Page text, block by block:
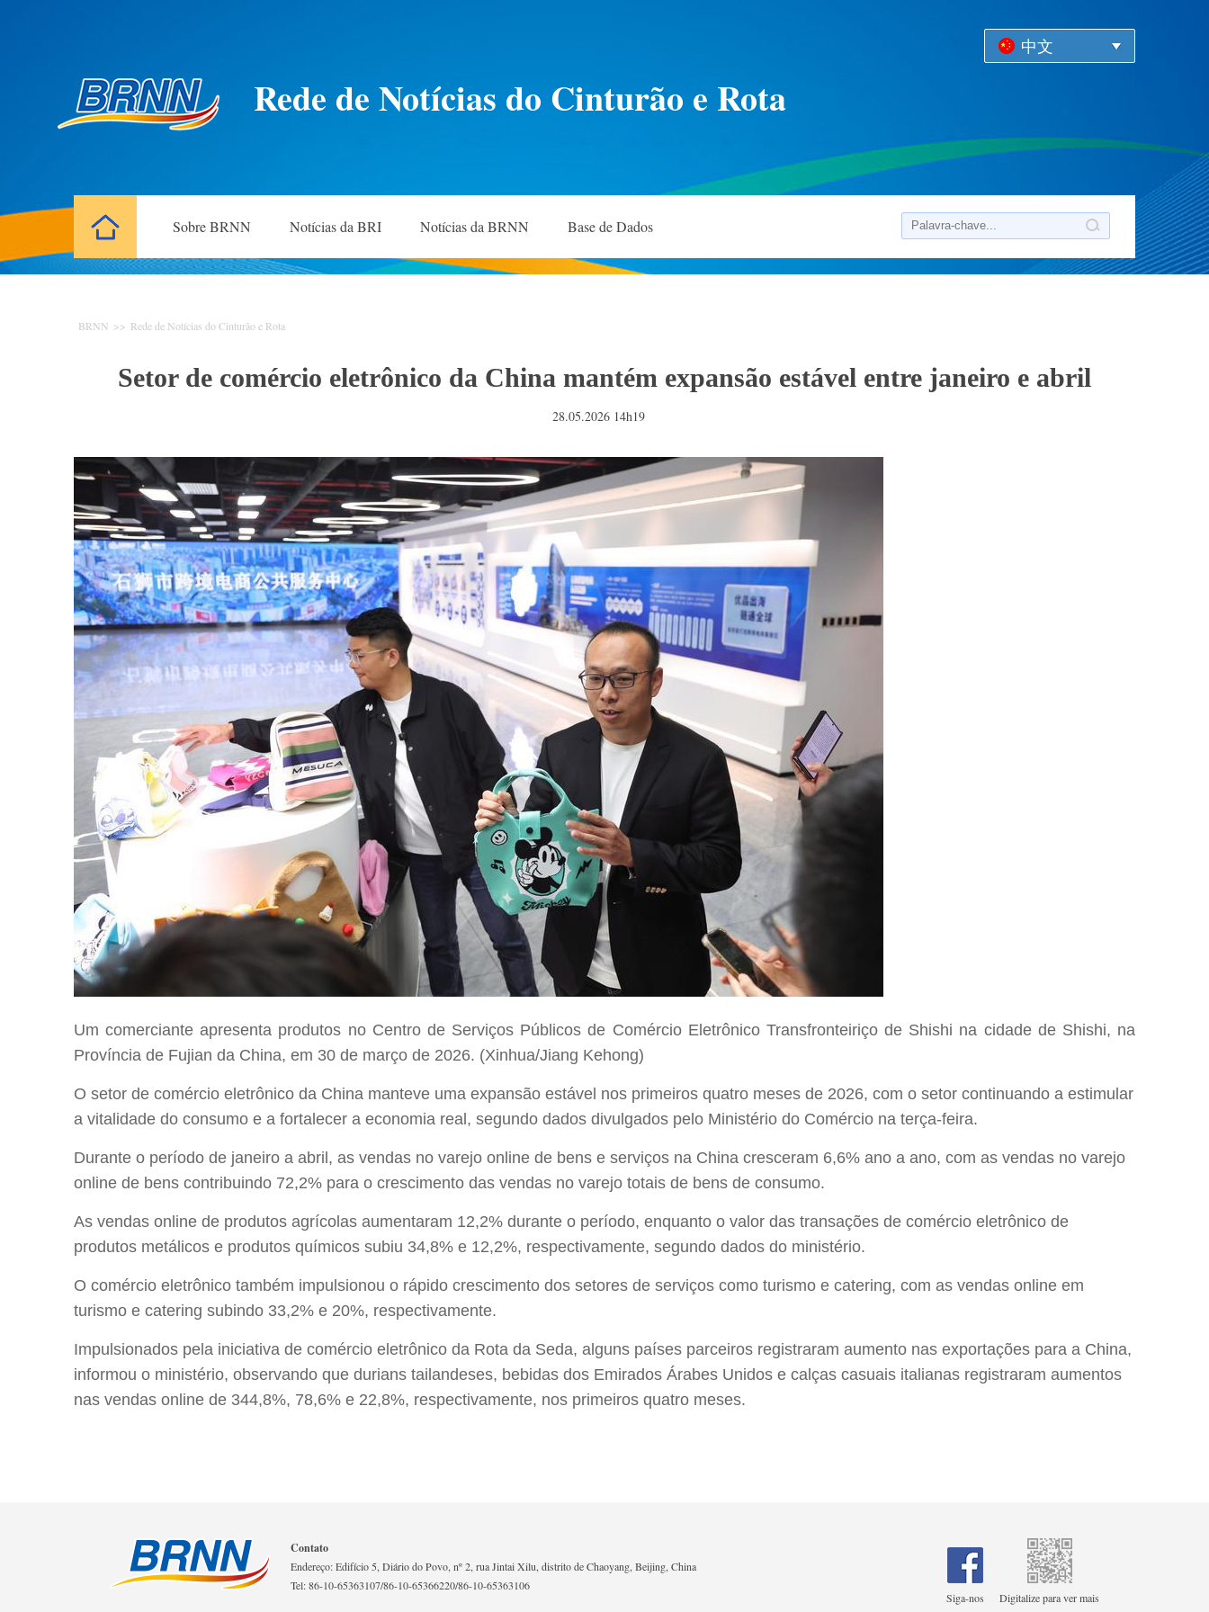
中文
Rede de Notícias do Cinturão e Rota
Sobre BRNN Notícias da BRI Notícias da BRNN Base de Dados
BRNN >> Rede de Notícias do Cinturão e Rota
Setor de comércio eletrônico da China mantém expansão estável entre janeiro e abril
28.05.2026 14h19
Um comerciante apresenta produtos no Centro de Serviços Públicos de Comércio Eletrônico Transfronteiriço de Shishi na cidade de Shishi, na
Província de Fujian da China, em 30 de março de 2026. (Xinhua/Jiang Kehong)
O setor de comércio eletrônico da China manteve uma expansão estável nos primeiros quatro meses de 2026, com o setor continuando a estimular
a vitalidade do consumo e a fortalecer a economia real, segundo dados divulgados pelo Ministério do Comércio na terça-feira.
Durante o período de janeiro a abril, as vendas no varejo online de bens e serviços na China cresceram 6,6% ano a ano, com as vendas no varejo
online de bens contribuindo 72,2% para o crescimento das vendas no varejo totais de bens de consumo.
As vendas online de produtos agrícolas aumentaram 12,2% durante o período, enquanto o valor das transações de comércio eletrônico de
produtos metálicos e produtos químicos subiu 34,8% e 12,2%, respectivamente, segundo dados do ministério.
O comércio eletrônico também impulsionou o rápido crescimento dos setores de serviços como turismo e catering, com as vendas online em
turismo e catering subindo 33,2% e 20%, respectivamente.
Impulsionados pela iniciativa de comércio eletrônico da Rota da Seda, alguns países parceiros registraram aumento nas exportações para a China,
informou o ministério, observando que durians tailandeses, bebidas dos Emirados Árabes Unidos e calças casuais italianas registraram aumentos
nas vendas online de 344,8%, 78,6% e 22,8%, respectivamente, nos primeiros quatro meses.
Contato
Endereço: Edifício 5, Diário do Povo, nº 2, rua Jintai Xilu, distrito de Chaoyang, Beijing, China
Tel: 86-10-65363107/86-10-65366220/86-10-65363106
Siga-nos
Digitalize para ver mais